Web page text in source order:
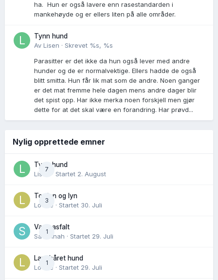
ha. Hun er også lavere enn rasestandarden i
mankehøyde og er ellers liten på alle områder.
Tynn hund
Av Lisen · Skrevet %s, %s
Parasitter er det ikke da hun også lever med andre
hunder og de er normalvektige. Ellers hadde de også
blitt smitta. Hun får lik mat som de andre. Noen ganger
er det mat fremme hele dagen mens andre dager blir
det spist opp. Har ikke merka noen forskjell men gjør
dette for at det skal være en forandring. Har prøvd...
Nylig opprettede emner
7
Tynn hund
Lisen
· Startet 2. August
3
Torden og lyn
Lovise · Startet 30. Juli
1
Varm asfalt
Savannah · Startet 29. Juli
1
Langhåret hund
Lovise · Startet 29. Juli